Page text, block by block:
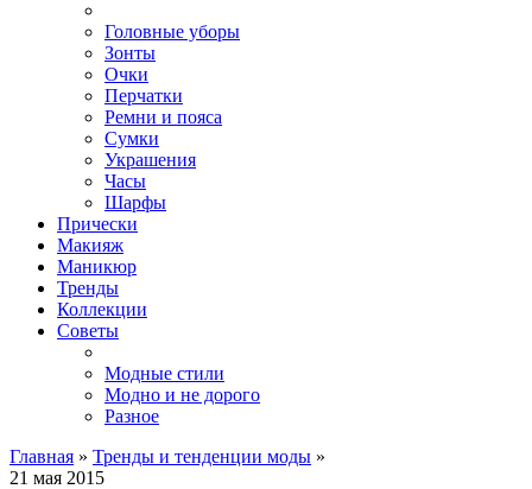
Головные уборы
Зонты
Очки
Перчатки
Ремни и пояса
Сумки
Украшения
Часы
Шарфы
Прически
Макияж
Маникюр
Тренды
Коллекции
Советы
Модные стили
Модно и не дорого
Разное
Главная » Тренды и тенденции моды »
21 мая 2015